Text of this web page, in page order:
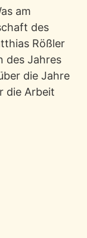
am
des
Rößler
des Jahres
die Jahre
die Arbeit